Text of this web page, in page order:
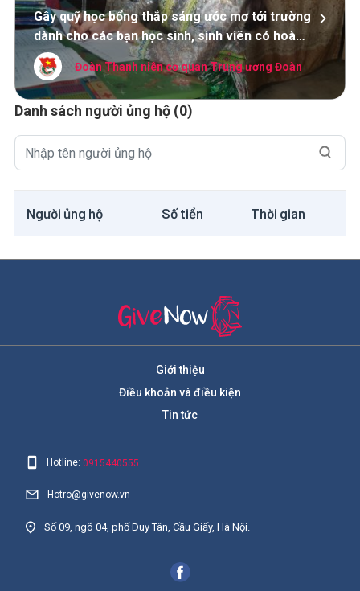
Gây quỹ học bổng thắp sáng ước mơ tới trường
dành cho các bạn học sinh, sinh viên có hoàn
cảnh đặc biệt khó khăn
Đoàn Thanh niên cơ quan Trung ương Đoàn
Danh sách người ủng hộ (0)
Người ủng hộ Số tiền Thời gian
Giới thiệu
Điều khoản và điều kiện
Tin tức
Hotline:0915440555
Hotro@givenow.vn
Số 09, ngõ 04, phố Duy Tân, Cầu Giấy, Hà Nội.